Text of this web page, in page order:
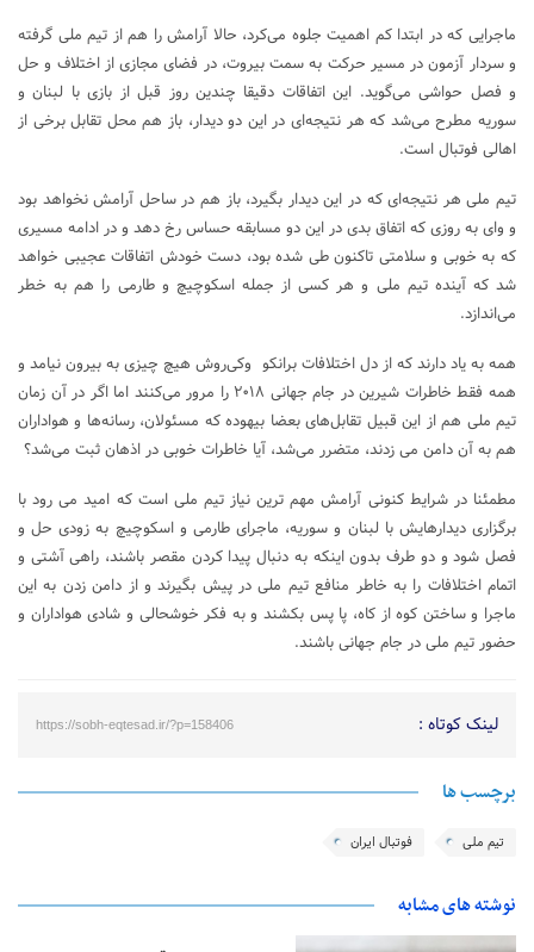
ماجرایی که در ابتدا کم اهمیت جلوه می‌کرد، حالا آرامش را هم از تیم ملی گرفته
و سردار آزمون در مسیر حرکت به سمت بیروت، در فضای مجازی از اختلاف و حل
و فصل حواشی می‌گوید. این اتفاقات دقیقا چندین روز قبل از بازی با لبنان و
سوریه مطرح می‌شد که هر نتیجه‌ای در این دو دیدار، باز هم محل تقابل برخی از
اهالی فوتبال است.
تیم ملی هر نتیجه‌ای که در این دیدار بگیرد، باز هم در ساحل آرامش نخواهد بود
و وای به روزی که اتفاق بدی در این دو مسابقه حساس رخ دهد و در ادامه مسیری
که به خوبی و سلامتی تاکنون طی شده بود، دست خودش اتفاقات عجیبی خواهد
شد که آینده تیم ملی و هر کسی از جمله اسکوچیچ و طارمی را هم به خطر
می‌اندازد.
همه به یاد دارند که از دل اختلافات برانکو وکی‌روش هیچ چیزی به بیرون نیامد و
همه فقط خاطرات شیرین در جام جهانی ۲۰۱۸ را مرور می‌کنند اما اگر در آن زمان
تیم ملی هم از این قبیل تقابل‌های بعضا بیهوده که مسئولان، رسانه‌ها و هواداران
هم به آن دامن می زدند، متضرر می‌شد، آیا خاطرات خوبی در اذهان ثبت می‌شد؟
مطمئنا در شرایط کنونی آرامش مهم ترین نیاز تیم ملی است که امید می رود با
برگزاری دیدارهایش با لبنان و سوریه، ماجرای طارمی و اسکوچیچ به زودی حل و
فصل شود و دو طرف بدون اینکه به دنبال پیدا کردن مقصر باشند، راهی آشتی و
اتمام اختلافات را به خاطر منافع تیم ملی در پیش بگیرند و از دامن زدن به این
ماجرا و ساختن کوه از کاه، پا پس بکشند و به فکر خوشحالی و شادی هواداران و
حضور تیم ملی در جام جهانی باشند.
لینک کوتاه : https://sobh-eqtesad.ir/?p=158406
برچسب ها
تیم ملی فوتبال ایران
نوشته های مشابه